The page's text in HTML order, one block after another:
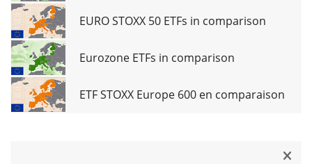
EURO STOXX 50 ETFs in comparison
Eurozone ETFs in comparison
ETF STOXX Europe 600 en comparaison